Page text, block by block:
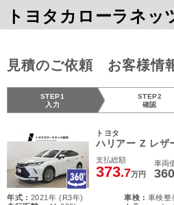
トヨタカローラネッ
見積のご依頼 お客様情
STEP1
入力
STEP2
確認
トヨタ
ハリアー Z レザ
支払総額
373.7万円
車両
年式 : 2021年 (R3年) 車検 : 車検整